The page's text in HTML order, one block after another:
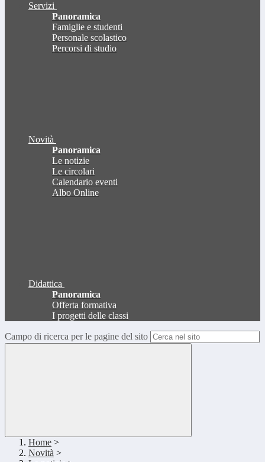
Servizi
Panoramica
Famiglie e studenti
Personale scolastico
Percorsi di studio
Novità
Panoramica
Le notizie
Le circolari
Calendario eventi
Albo Online
Didattica
Panoramica
Offerta formativa
I progetti delle classi
Campo di ricerca per le pagine del sito
Home >
Novità >